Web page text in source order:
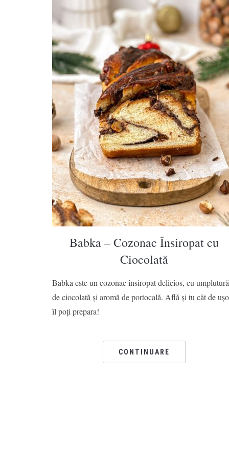
Babka – Cozonac Însiropat cu
Ciocolată
Babka este un cozonac însiropat delicios, cu umplutură
de ciocolată și aromă de portocală. Află și tu cât de
îl poți prepara!
CONTINUARE